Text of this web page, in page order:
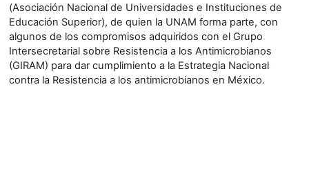
(Asociación Nacional de Universidades e Instituciones de
Educación Superior), de quien la UNAM forma parte, con
algunos de los compromisos adquiridos con el Grupo
Intersecretarial sobre Resistencia a los Antimicrobianos
(GIRAM) para dar cumplimiento a la Estrategia Nacional
contra la Resistencia a los antimicrobianos en México.